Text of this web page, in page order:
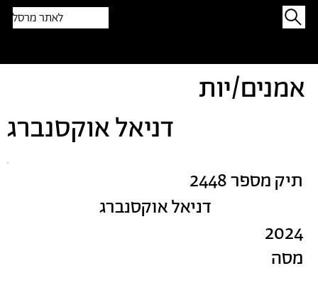
לאתר מרסל
מסה
תיק מספר 2448
דניאל אוקסנברג
2024
דניאל אוקסנברג
אמנים/יות